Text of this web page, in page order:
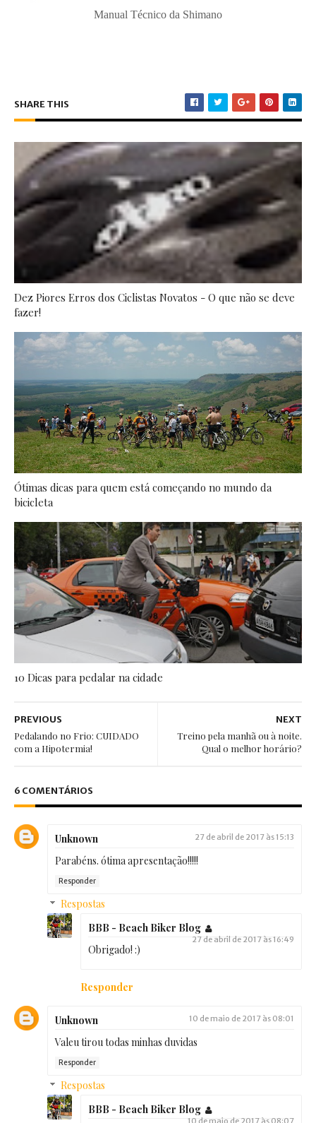
Manual Técnico da Shimano
SHARE THIS
Dez Piores Erros dos Ciclistas Novatos - O que não se deve
fazer!
Ótimas dicas para quem está começando no mundo da
bicicleta
10 Dicas para pedalar na cidade
NEXT
Treino pela manhã ou à noite.
Qual o melhor horário?
PREVIOUS
Pedalando no Frio: CUIDADO
com a Hipotermia!
6 COMENTÁRIOS
Unknown 27 de abril de 2017 às 15:13
Parabéns. ótima apresentação!!!!!
Responder
Respostas
BBB - Beach Biker Blog
27 de abril de 2017 às 16:49
Obrigado! :)
Responder
Unknown 10 de maio de 2017 às 08:01
Valeu tirou todas minhas duvidas
Responder
Respostas
BBB - Beach Biker Blog
10 de maio de 2017 às 08:07